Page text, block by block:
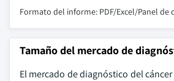
Formato del informe: PDF/Excel/Panel
Tamaño del mercado de
El mercado de diagnóstico del